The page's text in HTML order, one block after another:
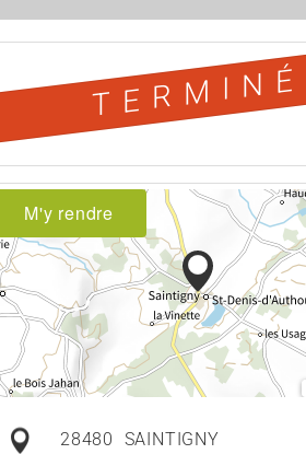
TERMINÉ
M'y rendre
28480 SAINTIGNY